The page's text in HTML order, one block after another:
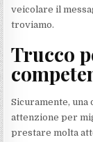
veicolare il
troviamo.
Trucco
Sicuramente, una
attenzione per
prestare molta